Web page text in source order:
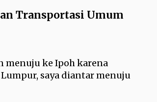
Transportasi Umum
menuju ke Ipoh karena
saya diantar menuju